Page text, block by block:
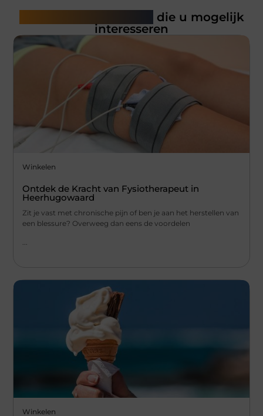
die u mogelijk
interesseren
Winkelen
Ontdek de Kracht van Fysiotherapeut in
Heerhugowaard
Zit je vast met chronische pijn of ben je aan het herstellen van
een blessure? Overweeg dan eens de voordelen
...
Winkelen